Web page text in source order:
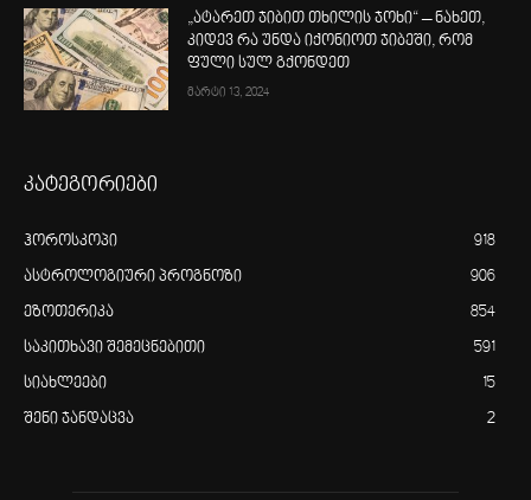
„ატარეთ ჯიბით თხილის ჯოხი“ – ნახეთ,
კიდევ რა უნდა იქონიოთ ჯიბეში, რომ
ფული სულ გქონდეთ
მარტი 13, 2024
კატეგორიები
ჰოროსკოპი 918
ასტროლოგიური პროგნოზი 906
ეზოთერიკა 854
საკითხავი შემეცნებითი 591
სიახლეები 15
შენი ჯანდაცვა 2